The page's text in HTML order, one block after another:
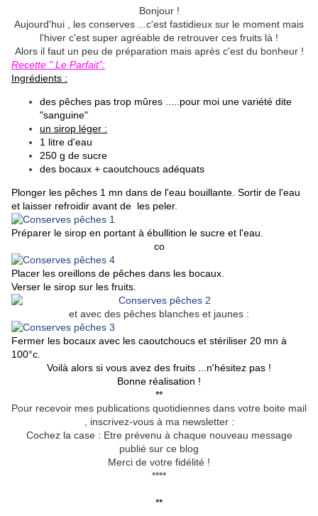
Bonjour !
Aujourd'hui , les conserves ...c'est fastidieux sur le moment mais
l'hiver c'est super agréable de retrouver ces fruits là !
Alors il faut un peu de préparation mais après c'est du bonheur !
Recette " Le Parfait":
Ingrédients :
des pêches pas trop mûres .....pour moi une variété dite
"sanguine"
un sirop léger :
1 litre d'eau
250 g de sucre
des bocaux + caoutchoucs adéquats
Plonger les pêches 1 mn dans de l'eau bouillante. Sortir de l'eau
et laisser refroidir avant de les peler.
Préparer le sirop en portant à ébullition le sucre et l'eau.
co
Placer les oreillons de pêches dans les bocaux.
Verser le sirop sur les fruits.
et avec des pêches blanches et jaunes :
Fermer les bocaux avec les caoutchoucs et stériliser 20 mn à
100°c.
Voilà alors si vous avez des fruits ...n'hésitez pas !
Bonne réalisation !
**
Pour recevoir mes publications quotidiennes dans votre boite mail
, inscrivez-vous à ma newsletter :
Cochez la case : Etre prévenu à chaque nouveau message
publié sur ce blog
Merci de votre fidélité !
****
**